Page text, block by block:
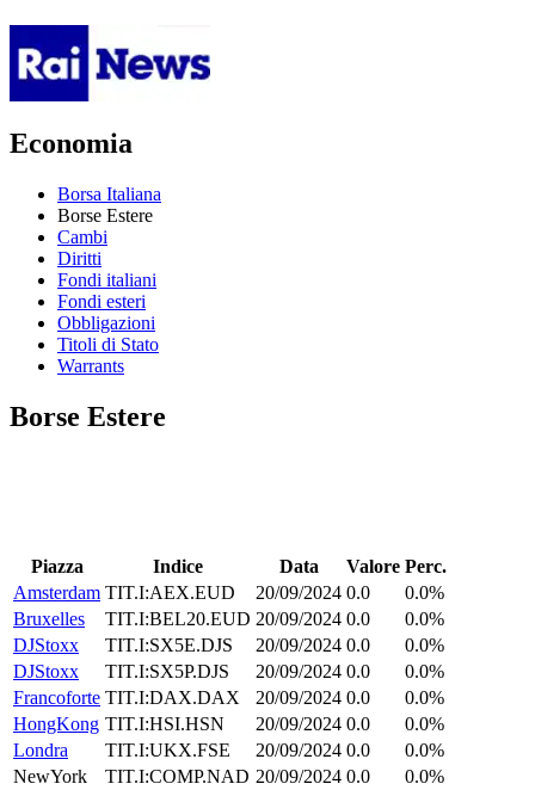
Economia
Borsa Italiana
Borse Estere
Cambi
Diritti
Fondi italiani
Fondi esteri
Obbligazioni
Titoli di Stato
Warrants
Borse Estere
Piazza Indice Data Valore Perc.
Amsterdam TIT.I:AEX.EUD 20/09/2024 0.0
0.0%
Bruxelles
TIT.I:BEL20.EUD 20/09/2024 0.0
0.0%
DJStoxx
TIT.I:SX5E.DJS 20/09/2024 0.0
0.0%
DJStoxx
TIT.I:SX5P.DJS 20/09/2024 0.0
0.0%
Francoforte TIT.I:DAX.DAX 20/09/2024 0.0
0.0%
HongKong TIT.I:HSI.HSN 20/09/2024 0.0
0.0%
Londra
TIT.I:UKX.FSE 20/09/2024 0.0
0.0%
NewYork
TIT.I:COMP.NAD 20/09/2024 0.0
0.0%